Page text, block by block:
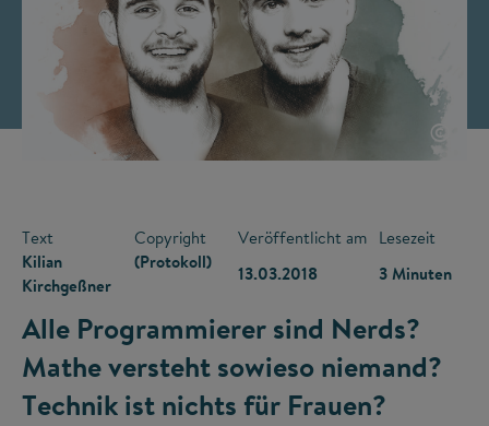
©
Text
Kilian
Kirchgeßner
Copyright
(Protokoll)
Veröffentlicht am
13.03.2018
Lesezeit
3 Minuten
Alle Programmierer sind Nerds?
Mathe versteht sowieso niemand?
Technik ist nichts für Frauen?